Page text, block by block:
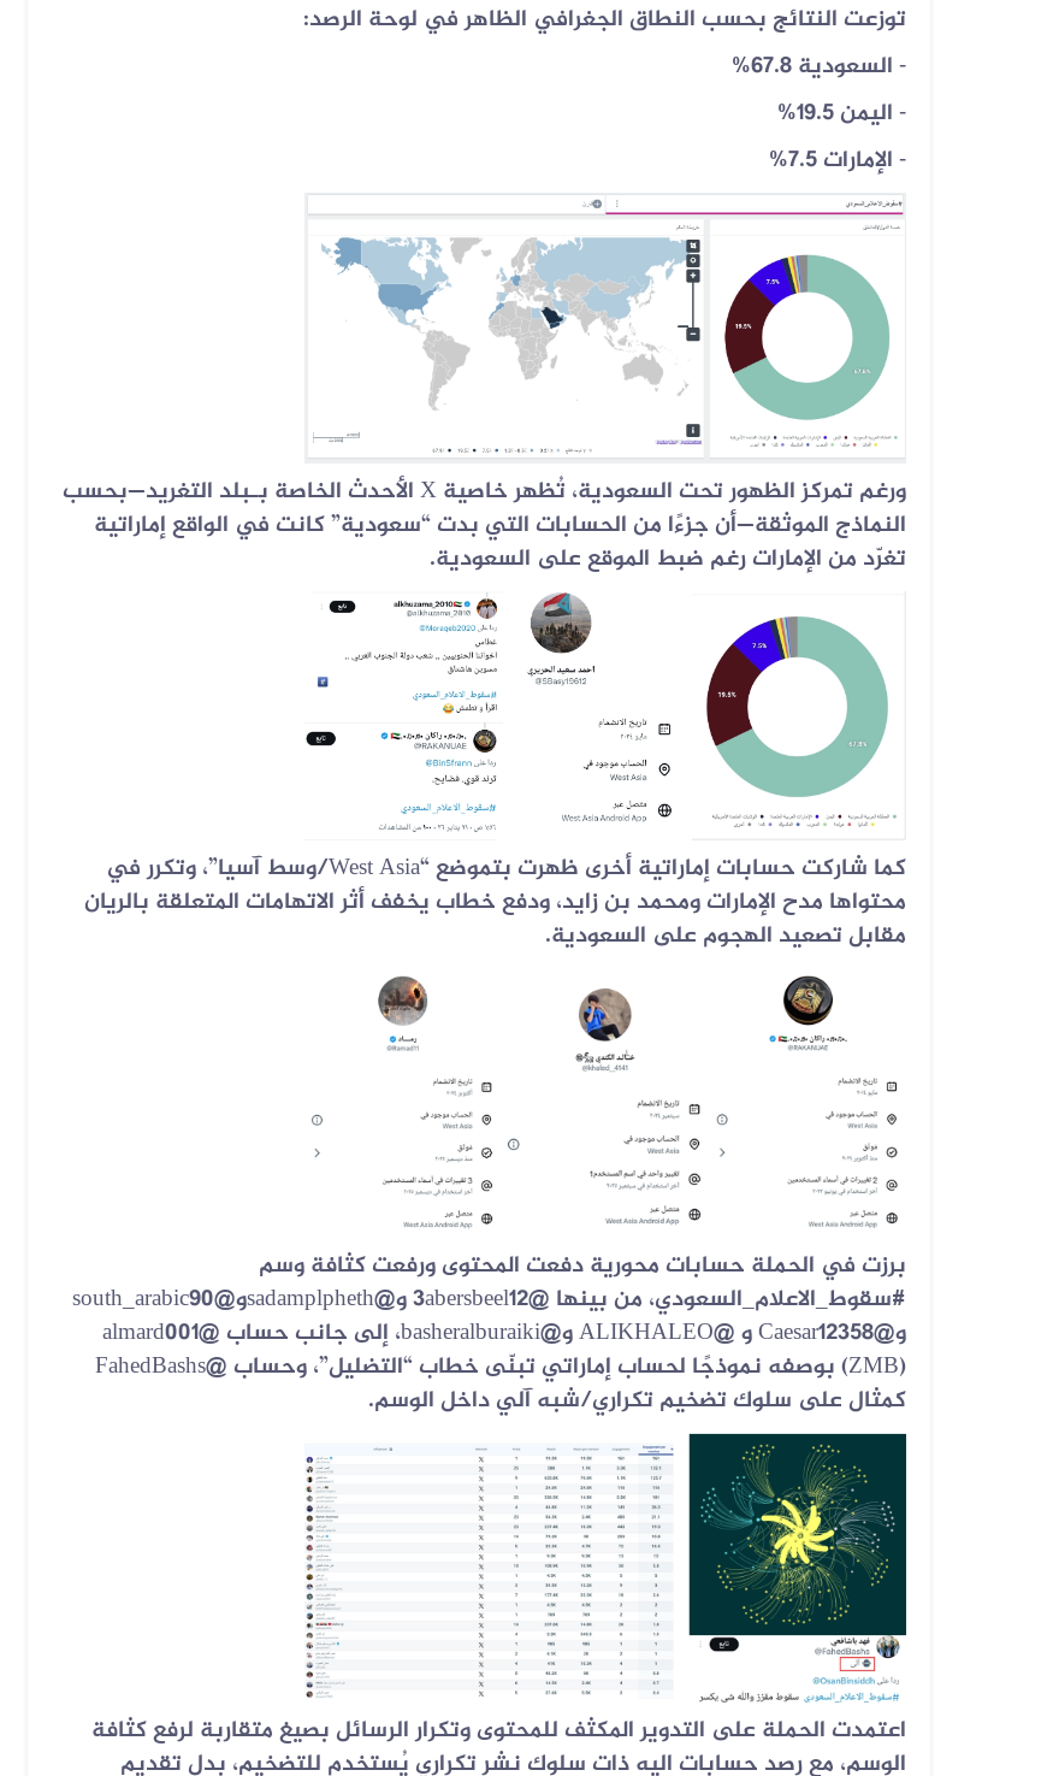
توزعت النتائج بحسب النطاق الجغرافي الظاهر في لوحة الرصد:
- السعودية 67.8%
- اليمن 19.5%
- الإمارات 7.5%
ورغم تمركز الظهور تحت السعودية، تُظهر خاصيةXالأحدث الخاصة بـبلد التغريد—بحسب
النماذج الموثقة—أن جزءًا من الحسابات التي بدت “سعودية” كانت في الواقع إماراتية
تغرّد من الإمارات رغم ضبط الموقع على السعودية.
كما شاركت حسابات إماراتية أخرى ظهرت بتموضع “West Asia/وسط آسيا”، وتكرر في
محتواها مدح الإمارات ومحمد بن زايد، ودفع خطاب يخفف أثر الاتهامات المتعلقة بالريان
مقابل تصعيد الهجوم على السعودية.
برزت في الحملة حسابات محورية دفعت المحتوى ورفعت كثافة وسم
#سقوط_الاعلام_السعودي، من بينها @3abersbeel12 و@sadamplphethو@south_arabic90
و@Caesar12358و @ALIKHALEOو@basheralburaiki، إلى جانب حساب @almard001
(ZMB)بوصفه نموذجًا لحساب إماراتي تبنّى خطاب “التضليل”، وحساب @FahedBashs
كمثال على سلوك تضخيم تكراري/شبه آلي داخل الوسم.
اعتمدت الحملة على التدوير المكثف للمحتوى وتكرار الرسائل بصيغ متقاربة لرفع كثافة
الوسم، مع رصد حسابات اليه ذات سلوك نشر تكراري يُستخدم للتضخيم، بدل تقديم